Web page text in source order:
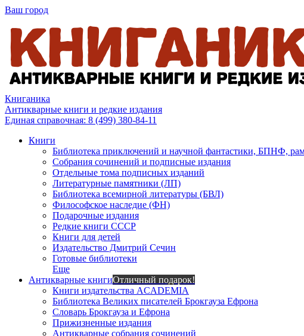
Ваш город
Книганика
Антикварные книги и редкие издания
Единая справочная: 8 (499) 380-84-11
Книги
Библиотека приключений и научной фантастики, БПНФ,
Собрания сочинений и подписные издания
Отдельные тома подписных изданий
Литературные памятники (ЛП)
Библиотека всемирной литературы (БВЛ)
Философское наследие (ФН)
Подарочные издания
Редкие книги СССР
Книги для детей
Издательство Дмитрий Сечин
Готовые библиотеки
Еще
Антикварные книгиОтличный подарок!
Книги издательства ACADEMIA
Библиотека Великих писателей Брокгауза Ефрона
Словарь Брокгауза и Ефрона
Прижизненные издания
Антикварные собрания сочинений